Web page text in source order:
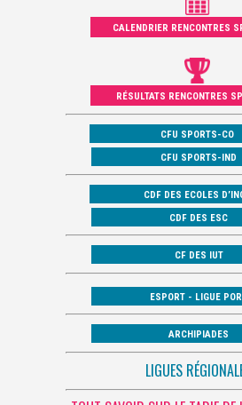
CALENDRIER RENCONTRES
RÉSULTATS RENCONTRES
CFU SPORTS-CO
CFU SPORTS-IND
CDF DES ECOLES
CDF DES ESC
CF DES IUT
ESPORT - LIGUE
ARCHIPIADES
LIGUES